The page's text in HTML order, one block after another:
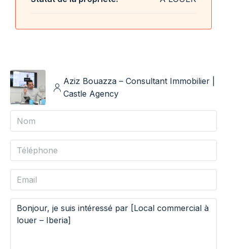
Aziz Bouazza – Consultant Immobilier |
Castle Agency